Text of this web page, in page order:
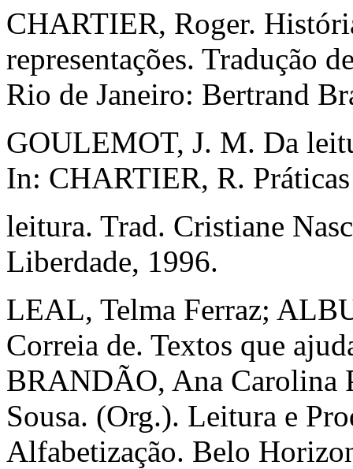
CHARTIER, Roger.
representações. Tradução
Rio de Janeiro: Bertrand
GOULEMOT, J. M. Da
In: CHARTIER, R.
leitura. Trad. Cristiane
Liberdade, 1996.
LEAL, Telma Ferraz;
Correia de. Textos que
BRANDÃO, Ana Carolina
Sousa. (Org.). Leitura e
Alfabetização. Belo